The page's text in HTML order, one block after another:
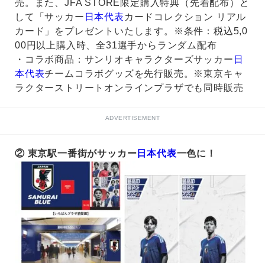
売。また、JFA STORE限定購入特典（先着配布）と
して「サッカー 日本代表 カードコレクション リアル
カード」をプレゼントいたします。※条件：税込5,0
00円以上購入時、全31選手からランダム配布
・コラボ商品：サンリオキャラクターズサッカー 日
本代表チームコラボグッズを先行販売。※東京キャ
ラクターストリートオンラインプラザでも同時販売
ADVERTISEMENT
② 東京駅一番街がサッカー 日本代表一色に！